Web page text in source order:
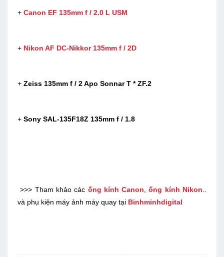
+ Canon EF 135mm f / 2.0 L USM
+ Nikon AF DC-Nikkor 135mm f / 2D
+ Zeiss 135mm f / 2 Apo Sonnar T * ZF.2
+ Sony SAL-135F18Z 135mm f / 1.8
>>> Tham khảo các ống kính Canon ,ống kính Nikon
và phụ kiện máy ảnh máy quay tại Binhminhdigital